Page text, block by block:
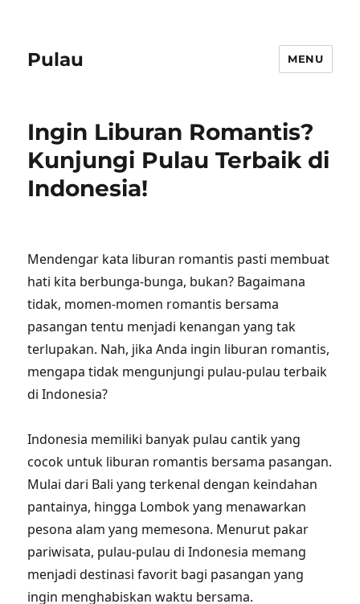
Pulau MENU
Ingin Liburan Romantis?
Kunjungi Pulau Terbaik di
Indonesia!
Mendengar kata liburan romantis pasti membuat
hati kita berbunga-bunga, bukan? Bagaimana
tidak, momen-momen romantis bersama
pasangan tentu menjadi kenangan yang tak
terlupakan. Nah, jika Anda ingin liburan romantis,
mengapa tidak mengunjungi pulau-pulau terbaik
di Indonesia?
Indonesia memiliki banyak pulau cantik yang
cocok untuk liburan romantis bersama pasangan.
Mulai dari Bali yang terkenal dengan keindahan
pantainya, hingga Lombok yang menawarkan
pesona alam yang memesona. Menurut pakar
pariwisata, pulau-pulau di Indonesia memang
menjadi destinasi favorit bagi pasangan yang
ingin menghabiskan waktu bersama.